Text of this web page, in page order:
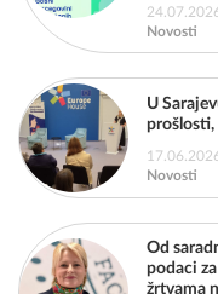
Novosti
Novosti
U
prošlosti,
Od
podaci
žrtvama